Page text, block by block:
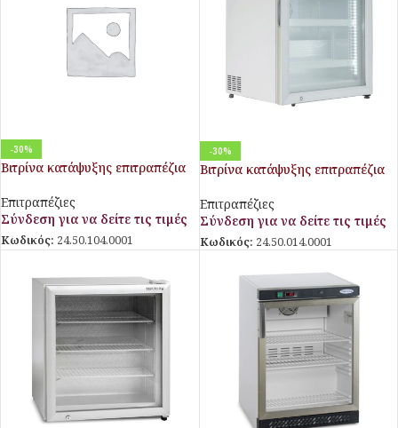
-30%
Βιτρίνα κατάψυξης επιτραπέζια
Επιτραπέζιες
Σύνδεση για να δείτε τις τιμές
Κωδικός: 24.50.104.0001
-30%
Βιτρίνα κατάψυξης επιτραπέζια
Επιτραπέζιες
Σύνδεση για να δείτε τις τιμές
Κωδικός: 24.50.014.0001